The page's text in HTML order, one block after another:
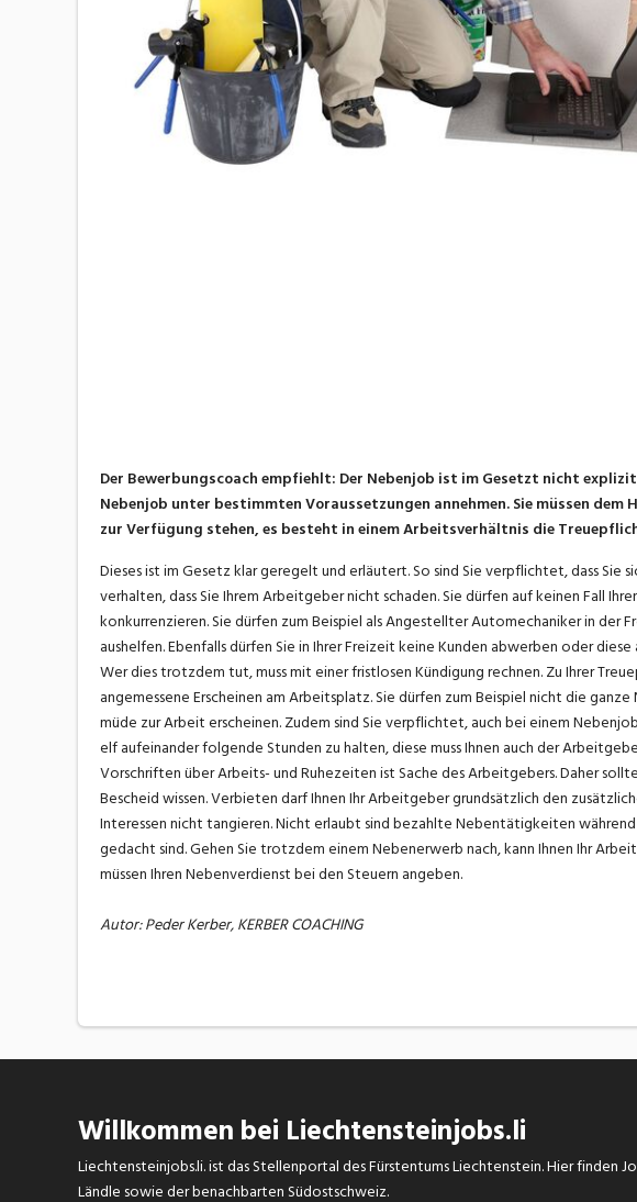
Der Bewerbungscoach empfiehlt: Der Nebenjob ist im Gesetzt nicht
Nebenjob unter bestimmten Voraussetzungen annehmen. Sie müssen
zur Verfügung stehen, es besteht in einem Arbeitsverhältnis die
Dieses ist im Gesetz klar geregelt und erläutert. So sind Sie verpflichtet, dass Sie
verhalten, dass Sie Ihrem Arbeitgeber nicht schaden. Sie dürfen auf keinen Fall
konkurrenzieren. Sie dürfen zum Beispiel als Angestellter Automechaniker in der
aushelfen. Ebenfalls dürfen Sie in Ihrer Freizeit keine Kunden abwerben oder
Wer dies trotzdem tut, muss mit einer fristlosen Kündigung rechnen. Zu Ihrer
angemessene Erscheinen am Arbeitsplatz. Sie dürfen zum Beispiel nicht die
müde zur Arbeit erscheinen. Zudem sind Sie verpflichtet, auch bei einem
elf aufeinander folgende Stunden zu halten, diese muss Ihnen auch der
Vorschriften über Arbeits- und Ruhezeiten ist Sache des Arbeitgebers. Daher
Bescheid wissen. Verbieten darf Ihnen Ihr Arbeitgeber grundsätzlich den
Interessen nicht tangieren. Nicht erlaubt sind bezahlte Nebentätigkeiten
gedacht sind. Gehen Sie trotzdem einem Nebenerwerb nach, kann Ihnen Ihr
müssen Ihren Nebenverdienst bei den Steuern angeben.
Autor: Peder Kerber, KERBER COACHING
Willkommen bei Liechtensteinjobs.li
Liechtensteinjobs.li. ist das Stellenportal des Fürstentums Liechtenstein. Hier finden
Ländle sowie der benachbarten Südostschweiz.